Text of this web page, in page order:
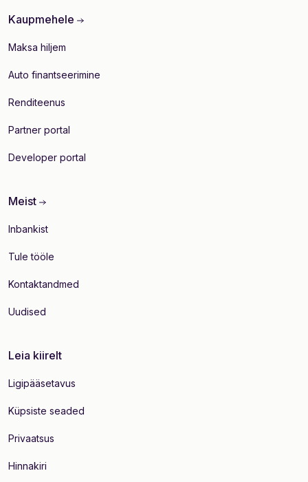
Kaupmehele
Maksa hiljem
Auto finantseerimine
Renditeenus
Partner portal
Developer portal
Meist
Inbankist
Tule tööle
Kontaktandmed
Uudised
Leia kiirelt
Ligipääsetavus
Küpsiste seaded
Privaatsus
Hinnakiri